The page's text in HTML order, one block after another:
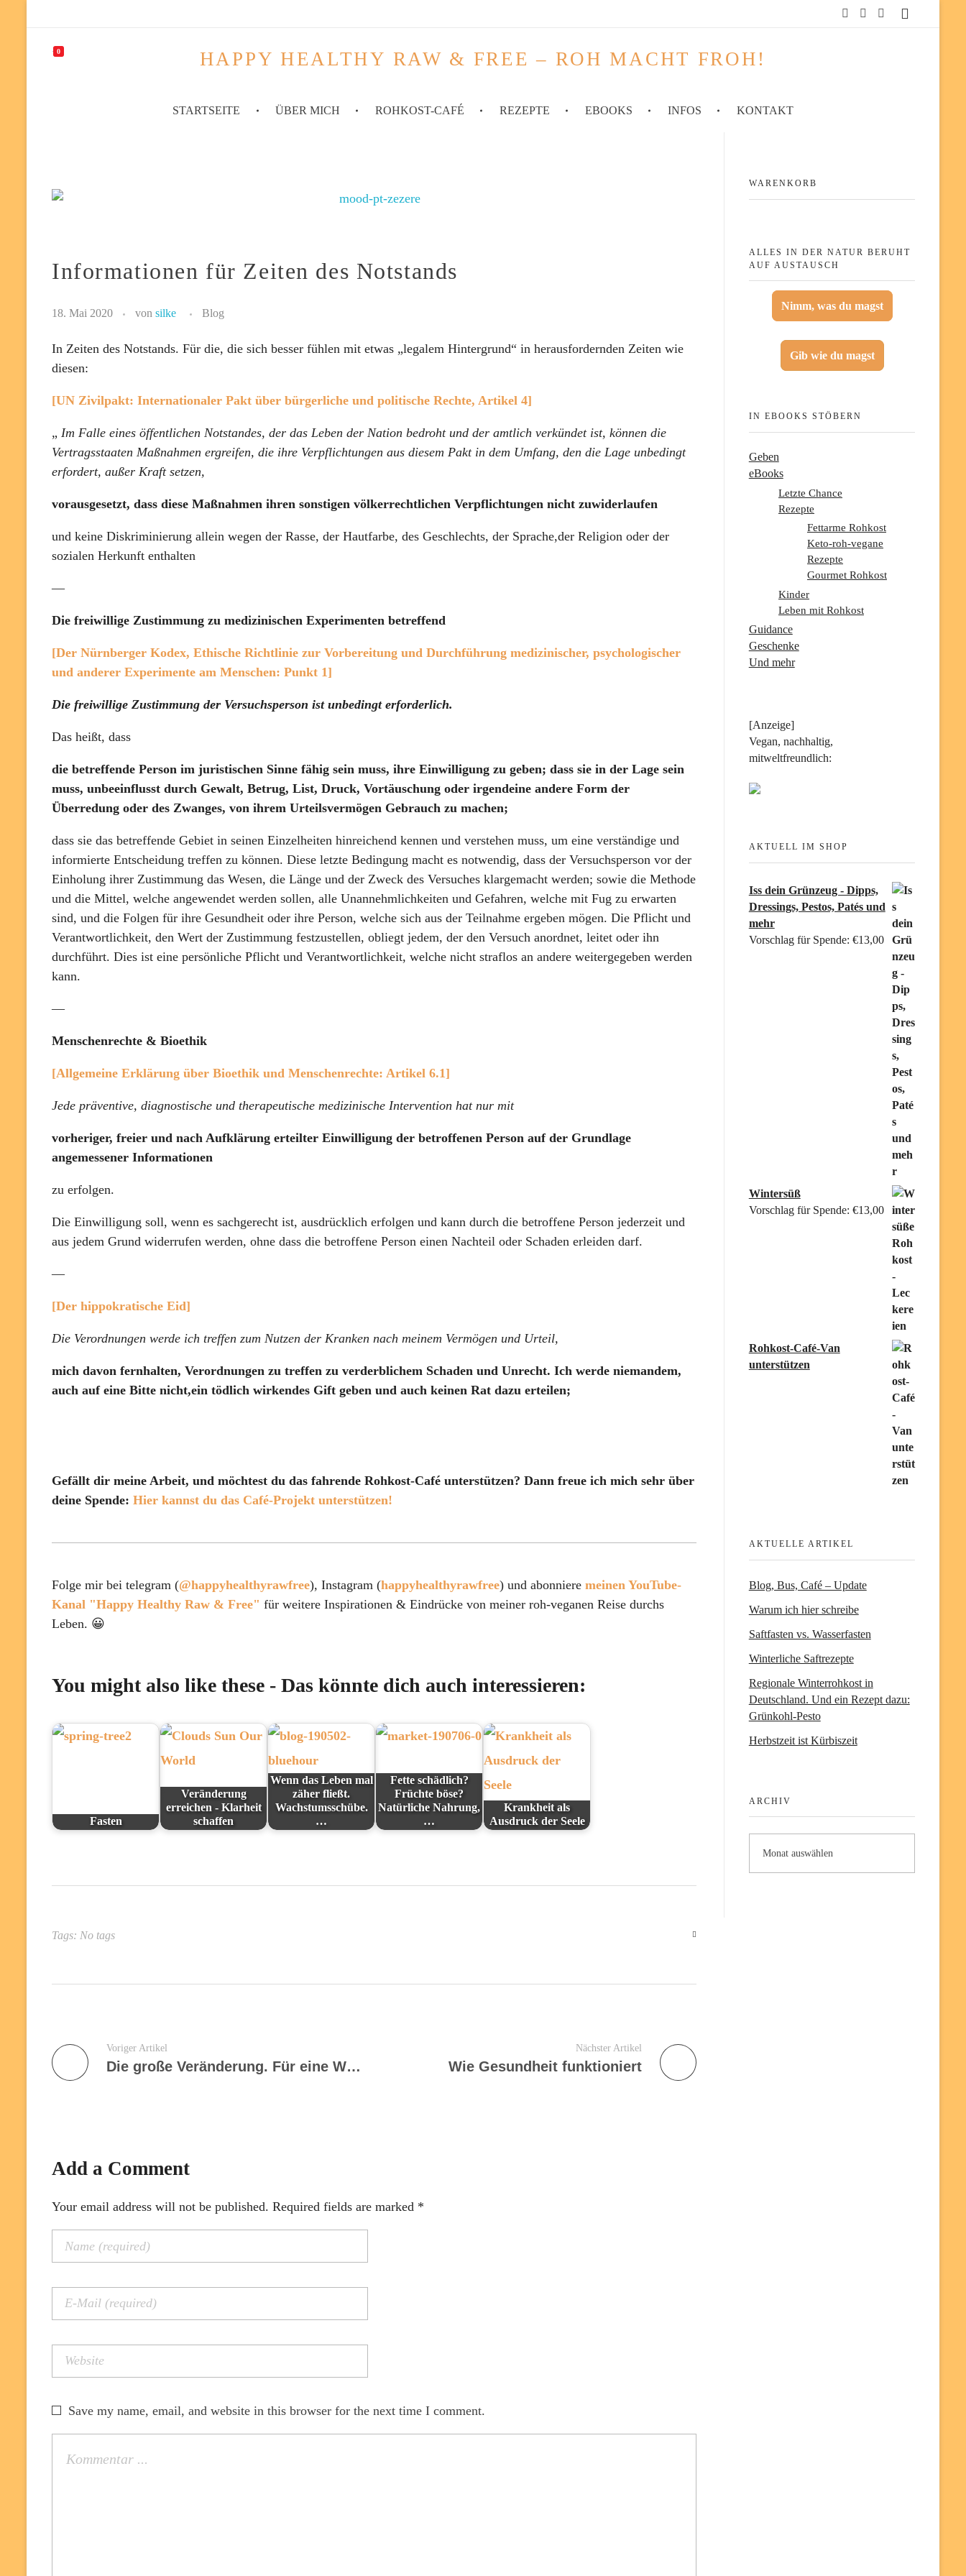
HAPPY HEALTHY RAW & FREE – ROH MACHT FROH!
0
STARTSEITE ÜBER MICH ROHKOST-CAFÉ REZEPTE EBOOKS INFOS KONTAKT
Informationen für Zeiten des Notstands
18. Mai 2020 von silke Blog
In Zeiten des Notstands. Für die, die sich besser fühlen mit etwas „legalem Hintergrund“ in herausfordernden Zeiten wie
diesen:
[UN Zivilpakt: Internationaler Pakt über bürgerliche und politische Rechte, Artikel 4]
„ Im Falle eines öffentlichen Notstandes, der das Leben der Nation bedroht und der amtlich verkündet ist, können die
Vertragsstaaten Maßnahmen ergreifen, die ihre Verpflichtungen aus diesem Pakt in dem Umfang, den die Lage unbedingt
erfordert, außer Kraft setzen,
vorausgesetzt, dass diese Maßnahmen ihren sonstigen völkerrechtlichen Verpflichtungen nicht zuwiderlaufen
und keine Diskriminierung allein wegen der Rasse, der Hautfarbe, des Geschlechts, der Sprache,der Religion oder der
sozialen Herkunft enthalten
—
Die freiwillige Zustimmung zu medizinischen Experimenten betreffend
[Der Nürnberger Kodex, Ethische Richtlinie zur Vorbereitung und Durchführung medizinischer, psychologischer
und anderer Experimente am Menschen: Punkt 1]
Die freiwillige Zustimmung der Versuchsperson ist unbedingt erforderlich.
Das heißt, dass
die betreffende Person im juristischen Sinne fähig sein muss, ihre Einwilligung zu geben; dass sie in der Lage sein
muss, unbeeinflusst durch Gewalt, Betrug, List, Druck, Vortäuschung oder irgendeine andere Form der
Überredung oder des Zwanges, von ihrem Urteilsvermögen Gebrauch zu machen;
dass sie das betreffende Gebiet in seinen Einzelheiten hinreichend kennen und verstehen muss, um eine verständige und
informierte Entscheidung treffen zu können. Diese letzte Bedingung macht es notwendig, dass der Versuchsperson vor der
Einholung ihrer Zustimmung das Wesen, die Länge und der Zweck des Versuches klargemacht werden; sowie die Methode
und die Mittel, welche angewendet werden sollen, alle Unannehmlichkeiten und Gefahren, welche mit Fug zu erwarten
sind, und die Folgen für ihre Gesundheit oder ihre Person, welche sich aus der Teilnahme ergeben mögen. Die Pflicht und
Verantwortlichkeit, den Wert der Zustimmung festzustellen, obliegt jedem, der den Versuch anordnet, leitet oder ihn
durchführt. Dies ist eine persönliche Pflicht und Verantwortlichkeit, welche nicht straflos an andere weitergegeben werden
kann.
—
Menschenrechte & Bioethik
[Allgemeine Erklärung über Bioethik und Menschenrechte: Artikel 6.1]
Jede präventive, diagnostische und therapeutische medizinische Intervention hat nur mit
vorheriger, freier und nach Aufklärung erteilter Einwilligung der betroffenen Person auf der Grundlage
angemessener Informationen
zu erfolgen.
Die Einwilligung soll, wenn es sachgerecht ist, ausdrücklich erfolgen und kann durch die betroffene Person jederzeit und
aus jedem Grund widerrufen werden, ohne dass die betroffene Person einen Nachteil oder Schaden erleiden darf.
—
[Der hippokratische Eid]
Die Verordnungen werde ich treffen zum Nutzen der Kranken nach meinem Vermögen und Urteil,
mich davon fernhalten, Verordnungen zu treffen zu verderblichem Schaden und Unrecht. Ich werde niemandem,
auch auf eine Bitte nicht,ein tödlich wirkendes Gift geben und auch keinen Rat dazu erteilen;
Gefällt dir meine Arbeit, und möchtest du das fahrende Rohkost-Café unterstützen? Dann freue ich mich sehr über
deine Spende: Hier kannst du das Café-Projekt unterstützen!
Folge mir bei telegram (@happyhealthyrawfree), Instagram (happyhealthyrawfree) und abonniere meinen YouTube-
Kanal "Happy Healthy Raw & Free" für weitere Inspirationen & Eindrücke von meiner roh-veganen Reise durchs
Leben. 😀
You might also like these - Das könnte dich auch interessieren:
Fasten
Veränderung
erreichen - Klarheit
schaffen
Wenn das Leben mal
zäher fließt.
Wachstumsschübe.
…
Fette schädlich?
Früchte böse?
Natürliche Nahrung,
…
Krankheit als
Ausdruck der Seele
Tags: No tags
Voriger Artikel
Die große Veränderung. Für eine Welt in Liebe und Freiheit
Nächster Artikel
Wie Gesundheit funktioniert
Add a Comment
Your email address will not be published. Required fields are marked *
Save my name, email, and website in this browser for the next time I comment.
WARENKORB
ALLES IN DER NATUR BERUHT
AUF AUSTAUSCH
Nimm, was du magst
Gib wie du magst
IN EBOOKS STÖBERN
Geben
eBooks
Letzte Chance
Rezepte
Fettarme Rohkost
Keto-roh-vegane
Rezepte
Gourmet Rohkost
Kinder
Leben mit Rohkost
Guidance
Geschenke
Und mehr
[Anzeige]
Vegan, nachhaltig,
mitweltfreundlich:
AKTUELL IM SHOP
Iss dein Grünzeug - Dipps,
Dressings, Pestos, Patés und
mehr
Vorschlag für Spende: €13,00
Wintersüß
Vorschlag für Spende: €13,00
Rohkost-Café-Van
unterstützen
AKTUELLE ARTIKEL
Blog, Bus, Café – Update
Warum ich hier schreibe
Saftfasten vs. Wasserfasten
Winterliche Saftrezepte
Regionale Winterrohkost in
Deutschland. Und ein Rezept dazu:
Grünkohl-Pesto
Herbstzeit ist Kürbiszeit
ARCHIV